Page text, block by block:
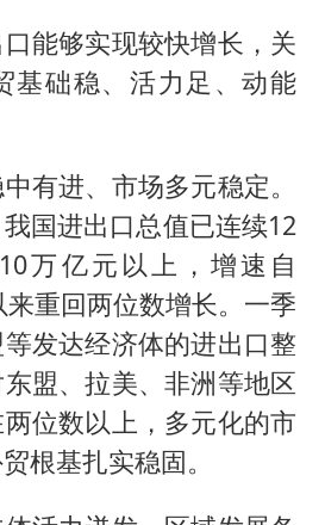
能够实现较快增长，关
基础稳、活力足、动能
有进、市场多元稳定。
国进出口总值已连续12
万亿元以上，增速自
重回两位数增长。一季
发达经济体的进出口整
盟、拉美、非洲等地区
位数以上，多元化的市
根基扎实稳固。